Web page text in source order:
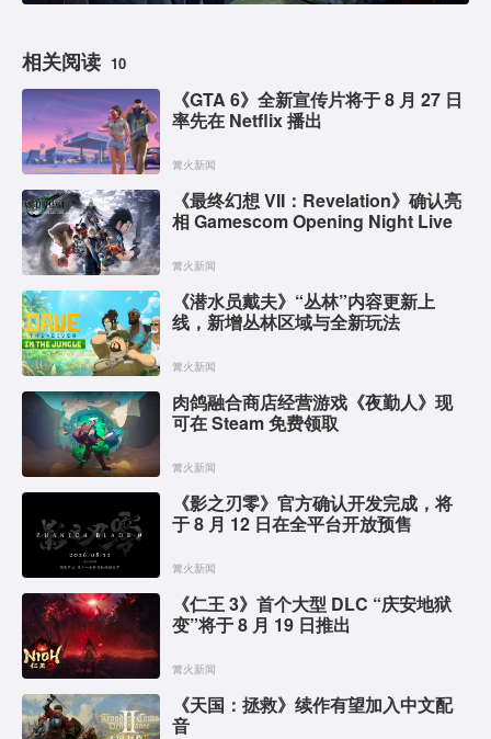
相关阅读 10
《GTA 6》全新宣传片将于 8 月 27 日
率先在 Netflix 播出
篝火新闻
《最终幻想 VII：Revelation》确认亮
相 Gamescom Opening Night Live
篝火新闻
《潜水员戴夫》“丛林”内容更新上
线，新增丛林区域与全新玩法
篝火新闻
肉鸽融合商店经营游戏《夜勤人》现
可在 Steam 免费领取
篝火新闻
《影之刃零》官方确认开发完成，将
于 8 月 12 日在全平台开放预售
篝火新闻
《仁王 3》首个大型 DLC “庆安地狱
变”将于 8 月 19 日推出
篝火新闻
《天国：拯救》续作有望加入中文配
音